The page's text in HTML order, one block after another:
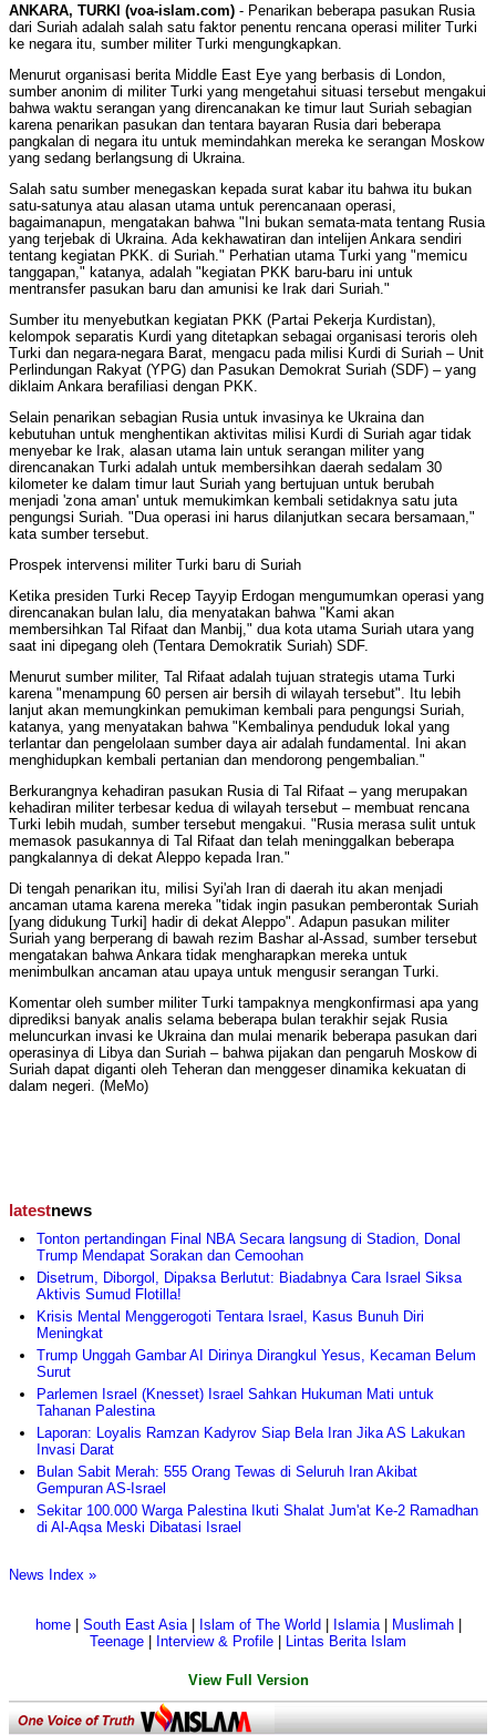
ANKARA, TURKI (voa-islam.com) - Penarikan beberapa pasukan Rusia
dari Suriah adalah salah satu faktor penentu rencana operasi militer Turki
ke negara itu, sumber militer Turki mengungkapkan.
Menurut organisasi berita Middle East Eye yang berbasis di London,
sumber anonim di militer Turki yang mengetahui situasi tersebut mengakui
bahwa waktu serangan yang direncanakan ke timur laut Suriah sebagian
karena penarikan pasukan dan tentara bayaran Rusia dari beberapa
pangkalan di negara itu untuk memindahkan mereka ke serangan Moskow
yang sedang berlangsung di Ukraina.
Salah satu sumber menegaskan kepada surat kabar itu bahwa itu bukan
satu-satunya atau alasan utama untuk perencanaan operasi,
bagaimanapun, mengatakan bahwa "Ini bukan semata-mata tentang Rusia
yang terjebak di Ukraina. Ada kekhawatiran dan intelijen Ankara sendiri
tentang kegiatan PKK. di Suriah." Perhatian utama Turki yang "memicu
tanggapan," katanya, adalah "kegiatan PKK baru-baru ini untuk
mentransfer pasukan baru dan amunisi ke Irak dari Suriah."
Sumber itu menyebutkan kegiatan PKK (Partai Pekerja Kurdistan),
kelompok separatis Kurdi yang ditetapkan sebagai organisasi teroris oleh
Turki dan negara-negara Barat, mengacu pada milisi Kurdi di Suriah – Unit
Perlindungan Rakyat (YPG) dan Pasukan Demokrat Suriah (SDF) – yang
diklaim Ankara berafiliasi dengan PKK.
Selain penarikan sebagian Rusia untuk invasinya ke Ukraina dan
kebutuhan untuk menghentikan aktivitas milisi Kurdi di Suriah agar tidak
menyebar ke Irak, alasan utama lain untuk serangan militer yang
direncanakan Turki adalah untuk membersihkan daerah sedalam 30
kilometer ke dalam timur laut Suriah yang bertujuan untuk berubah
menjadi 'zona aman' untuk memukimkan kembali setidaknya satu juta
pengungsi Suriah. "Dua operasi ini harus dilanjutkan secara bersamaan,"
kata sumber tersebut.
Prospek intervensi militer Turki baru di Suriah
Ketika presiden Turki Recep Tayyip Erdogan mengumumkan operasi yang
direncanakan bulan lalu, dia menyatakan bahwa "Kami akan
membersihkan Tal Rifaat dan Manbij," dua kota utama Suriah utara yang
saat ini dipegang oleh (Tentara Demokratik Suriah) SDF.
Menurut sumber militer, Tal Rifaat adalah tujuan strategis utama Turki
karena "menampung 60 persen air bersih di wilayah tersebut". Itu lebih
lanjut akan memungkinkan pemukiman kembali para pengungsi Suriah,
katanya, yang menyatakan bahwa "Kembalinya penduduk lokal yang
terlantar dan pengelolaan sumber daya air adalah fundamental. Ini akan
menghidupkan kembali pertanian dan mendorong pengembalian."
Berkurangnya kehadiran pasukan Rusia di Tal Rifaat – yang merupakan
kehadiran militer terbesar kedua di wilayah tersebut – membuat rencana
Turki lebih mudah, sumber tersebut mengakui. "Rusia merasa sulit untuk
memasok pasukannya di Tal Rifaat dan telah meninggalkan beberapa
pangkalannya di dekat Aleppo kepada Iran."
Di tengah penarikan itu, milisi Syi'ah Iran di daerah itu akan menjadi
ancaman utama karena mereka "tidak ingin pasukan pemberontak Suriah
[yang didukung Turki] hadir di dekat Aleppo". Adapun pasukan militer
Suriah yang berperang di bawah rezim Bashar al-Assad, sumber tersebut
mengatakan bahwa Ankara tidak mengharapkan mereka untuk
menimbulkan ancaman atau upaya untuk mengusir serangan Turki.
Komentar oleh sumber militer Turki tampaknya mengkonfirmasi apa yang
diprediksi banyak analis selama beberapa bulan terakhir sejak Rusia
meluncurkan invasi ke Ukraina dan mulai menarik beberapa pasukan dari
operasinya di Libya dan Suriah – bahwa pijakan dan pengaruh Moskow di
Suriah dapat diganti oleh Teheran dan menggeser dinamika kekuatan di
dalam negeri. (MeMo)
latestnews
Tonton pertandingan Final NBA Secara langsung di Stadion, Donal
Trump Mendapat Sorakan dan Cemoohan
Disetrum, Diborgol, Dipaksa Berlutut: Biadabnya Cara Israel Siksa
Aktivis Sumud Flotilla!
Krisis Mental Menggerogoti Tentara Israel, Kasus Bunuh Diri
Meningkat
Trump Unggah Gambar AI Dirinya Dirangkul Yesus, Kecaman Belum
Surut
Parlemen Israel (Knesset) Israel Sahkan Hukuman Mati untuk
Tahanan Palestina
Laporan: Loyalis Ramzan Kadyrov Siap Bela Iran Jika AS Lakukan
Invasi Darat
Bulan Sabit Merah: 555 Orang Tewas di Seluruh Iran Akibat
Gempuran AS-Israel
Sekitar 100.000 Warga Palestina Ikuti Shalat Jum'at Ke-2 Ramadhan
di Al-Aqsa Meski Dibatasi Israel
News Index »
home| South East Asia| Islam of The World Islamia| Muslimah|
Teenage
Interview & Profile Lintas Berita Islam
View Full Version